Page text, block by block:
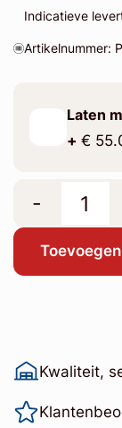
Indicatieve
Artikelnummer:
Laten
+ €
-
Kwaliteit,